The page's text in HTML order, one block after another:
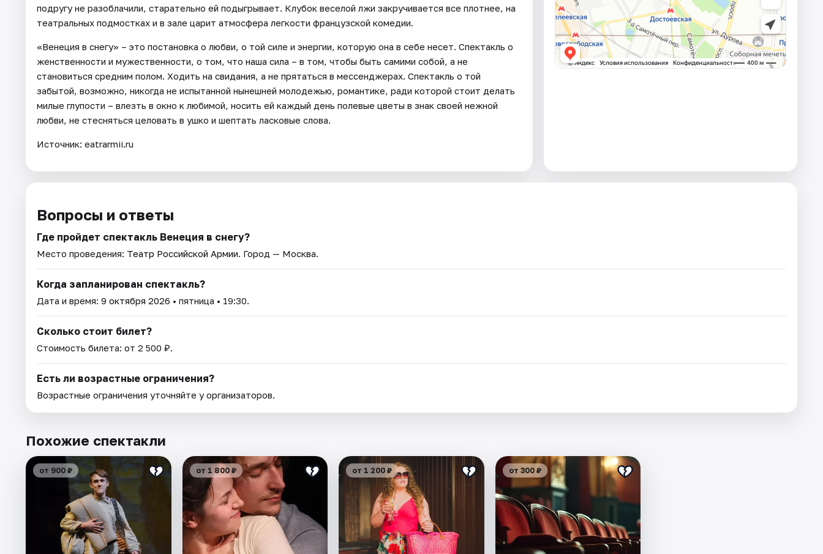
подругу не разоблачили, старательно ей подыгрывает. Клубок веселой лжи закручивается все плотнее, на
театральных подмостках и в зале царит атмосфера легкости французской комедии.
«Венеция в снегу» – это постановка о любви, о той силе и энергии, которую она в себе несет. Спектакль о
женственности и мужественности, о том, что наша сила – в том, чтобы быть самими собой, а не
становиться средним полом. Ходить на свидания, а не прятаться в мессенджерах. Спектакль о той
забытой, возможно, никогда не испытанной нынешней молодежью, романтике, ради которой стоит делать
милые глупости – влезть в окно к любимой, носить ей каждый день полевые цветы в знак своей нежной
любви, не стесняться целовать в ушко и шептать ласковые слова.
Источник: eatrarmii.ru
Вопросы и ответы
Где пройдет спектакль Венеция в снегу?
Место проведения: Театр Российской Армии. Город — Москва.
Когда запланирован спектакль?
Дата и время: 9 октября 2026 • пятница • 19:30.
Сколько стоит билет?
Стоимость билета: от 2 500 ₽.
Есть ли возрастные ограничения?
Возрастные ограничения уточняйте у организаторов.
Похожие спектакли
от 900 ₽ от 1 800 ₽ от 1 200 ₽ от 300 ₽